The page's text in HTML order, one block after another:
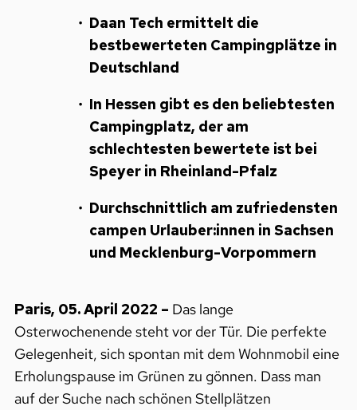
Daan Tech ermittelt die
bestbewerteten Campingplätze in
Deutschland
In Hessen gibt es den beliebtesten
Campingplatz, der am
schlechtesten bewertete ist bei
Speyer in Rheinland-Pfalz
Durchschnittlich am zufriedensten
campen Urlauber:innen in Sachsen
und Mecklenburg-Vorpommern
Paris, 05. April 2022 – Das lange
Osterwochenende steht vor der Tür. Die perfekte
Gelegenheit, sich spontan mit dem Wohnmobil eine
Erholungspause im Grünen zu gönnen. Dass man
auf der Suche nach schönen Stellplätzen